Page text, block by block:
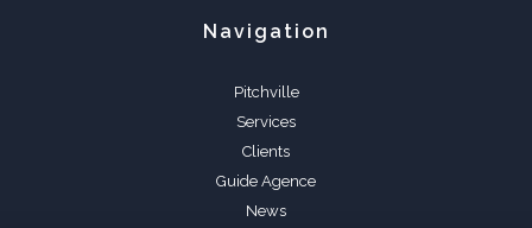
Navigation
Pitchville
Services
Clients
Guide Agence
News